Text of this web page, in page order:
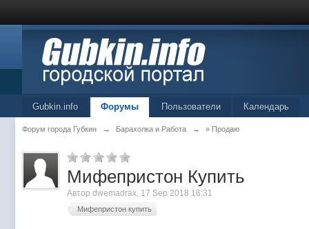
Gubkin.info Форумы Пользователи Календарь
Форум города Губкин → Барахолка и Работа → » Продаю
Мифепристон Купить
Автор dwemadrax, 17 Sep 2018 16:31
Мифепристон купить